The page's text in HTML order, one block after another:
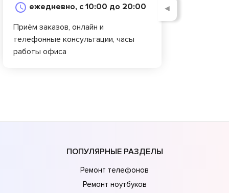
ежедневно, с 10:00 до 20:00
Приём заказов, онлайн и
телефонные консультации, часы
работы офиса
◄
ПОПУЛЯРНЫЕ РАЗДЕЛЫ
Ремонт телефонов
Ремонт ноутбуков